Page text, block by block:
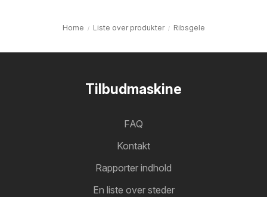
Home Liste over produkter Ribsgele
Tilbudmaskine
FAQ
Kontakt
Rapporter indhold
En liste over steder